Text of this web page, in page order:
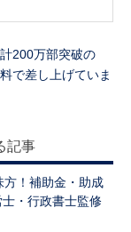
200万部突破の
で差し上げていま
記事
方！補助金・助成
・行政書士監修